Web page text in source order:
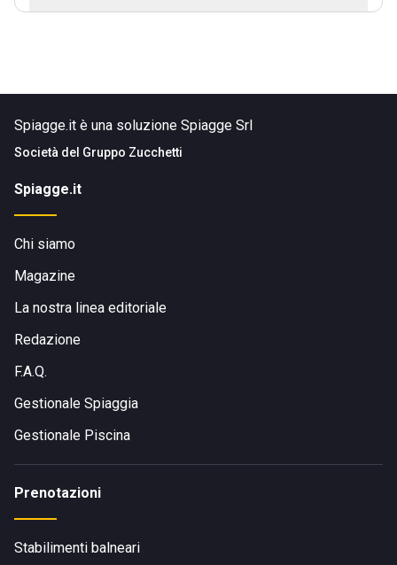
Spiagge.it è una soluzione Spiagge Srl
Società del Gruppo Zucchetti
Spiagge.it
Chi siamo
Magazine
La nostra linea editoriale
Redazione
F.A.Q.
Gestionale Spiaggia
Gestionale Piscina
Prenotazioni
Stabilimenti balneari